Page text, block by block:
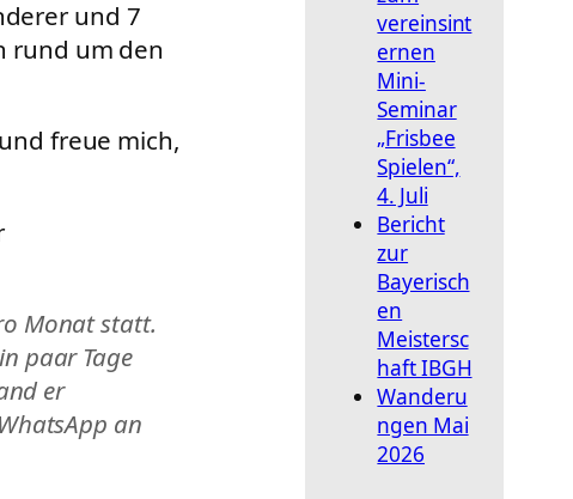
und 7
rund um den
freue mich,
Monat statt.
paar Tage
er
an
vereinsint
ernen
Mini-
Seminar
„Frisbee
Spielen“,
4. Juli
Bericht
zur
Bayerisch
en
Meistersc
haft IBGH
Wanderu
ngen Mai
2026